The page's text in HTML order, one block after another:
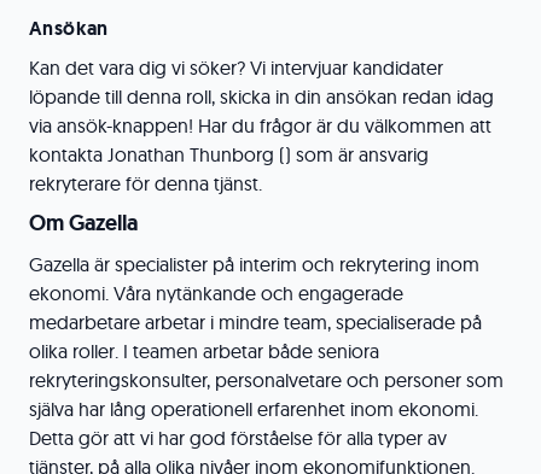
Ansökan
Kan det vara dig vi söker? Vi intervjuar kandidater
löpande till denna roll, skicka in din ansökan redan idag
via ansök-knappen! Har du frågor är du välkommen att
kontakta Jonathan Thunborg () som är ansvarig
rekryterare för denna tjänst.
Om Gazella
Gazella är specialister på interim och rekrytering inom
ekonomi. Våra nytänkande och engagerade
medarbetare arbetar i mindre team, specialiserade på
olika roller. I teamen arbetar både seniora
rekryteringskonsulter, personalvetare och personer som
själva har lång operationell erfarenhet inom ekonomi.
Detta gör att vi har god förståelse för alla typer av
tjänster, på alla olika nivåer inom ekonomifunktionen.